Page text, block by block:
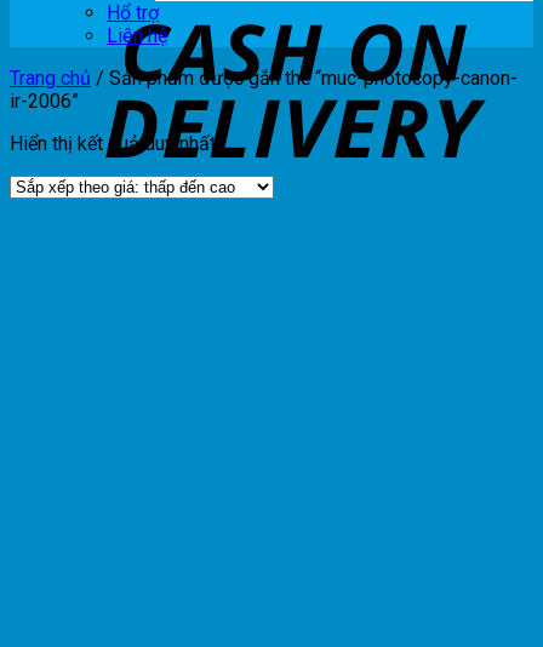
Hổ trợ
Liên hệ
Trang chủ / Sản phẩm được gắn thẻ “muc-photocopy-canon-
ir-2006”
Hiển thị kết quả duy nhất